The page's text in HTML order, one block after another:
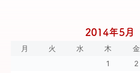
2014年5月
月 火 水 木 金
1 2